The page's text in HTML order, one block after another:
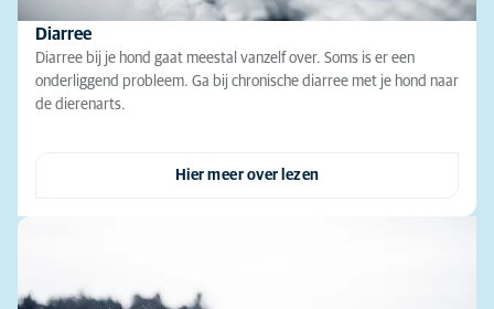
Diarree
Diarree bij je hond gaat meestal vanzelf over. Soms is er een
onderliggend probleem. Ga bij chronische diarree met je hond naar
de dierenarts.
Hier meer over lezen